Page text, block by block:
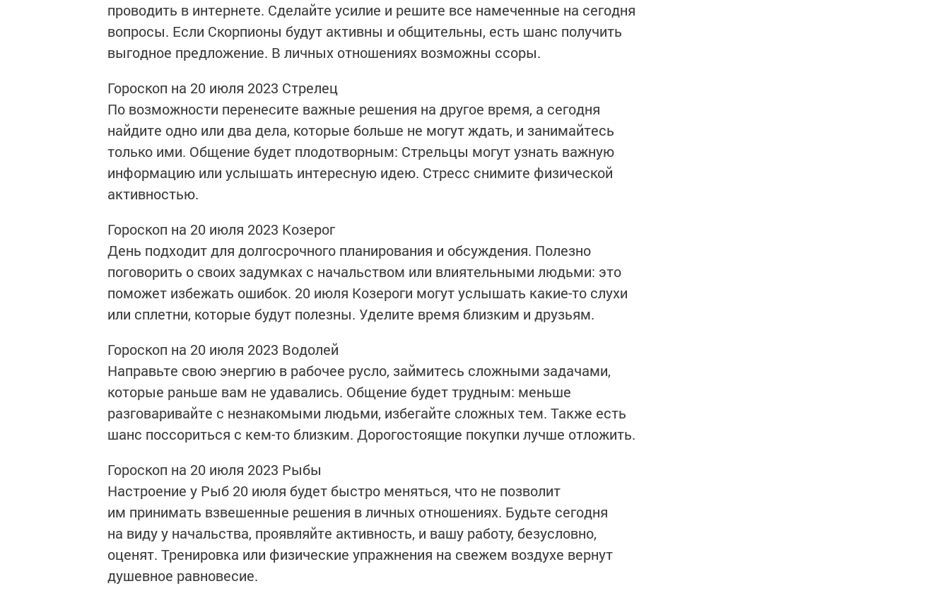
проводить в интернете. Сделайте усилие и решите все намеченные на сегодня
вопросы. Если Скорпионы будут активны и общительны, есть шанс получить
выгодное предложение. В личных отношениях возможны ссоры.
Гороскоп на 20 июля 2023 Стрелец
По возможности перенесите важные решения на другое время, а сегодня
найдите одно или два дела, которые больше не могут ждать, и занимайтесь
только ими. Общение будет плодотворным: Стрельцы могут узнать важную
информацию или услышать интересную идею. Стресс снимите физической
активностью.
Гороскоп на 20 июля 2023 Козерог
День подходит для долгосрочного планирования и обсуждения. Полезно
поговорить о своих задумках с начальством или влиятельными людьми: это
поможет избежать ошибок. 20 июля Козероги могут услышать какие-то слухи
или сплетни, которые будут полезны. Уделите время близким и друзьям.
Гороскоп на 20 июля 2023 Водолей
Направьте свою энергию в рабочее русло, займитесь сложными задачами,
которые раньше вам не удавались. Общение будет трудным: меньше
разговаривайте с незнакомыми людьми, избегайте сложных тем. Также есть
шанс поссориться с кем-то близким. Дорогостоящие покупки лучше отложить.
Гороскоп на 20 июля 2023 Рыбы
Настроение у Рыб 20 июля будет быстро меняться, что не позволит
им принимать взвешенные решения в личных отношениях. Будьте сегодня
на виду у начальства, проявляйте активность, и вашу работу, безусловно,
оценят. Тренировка или физические упражнения на свежем воздухе вернут
душевное равновесие.